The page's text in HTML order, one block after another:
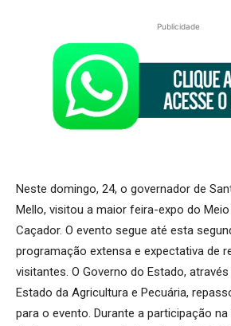
Publicidade
Neste domingo, 24, o governador de
Mello, visitou a maior feira-expo do Meio
Caçador. O evento segue até esta
programação extensa e expectativa de
visitantes. O Governo do Estado,
Estado da Agricultura e Pecuária,
para o evento. Durante a participação